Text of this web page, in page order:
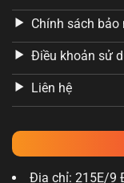
Chính sách bảo
Điều khoản sử
Liên hệ
Địa chỉ: 215E/9